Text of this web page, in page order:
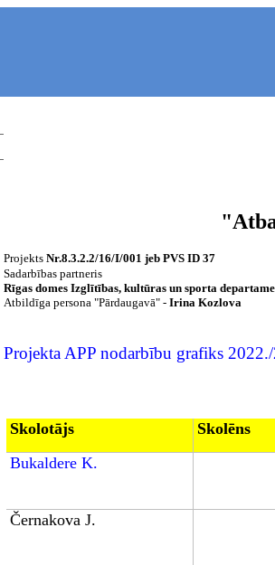
"
Projekts Nr.8.3.2.2/16/I/001 jeb PVS ID 37
Sadarbības partneris
Rīgas domes Izglītības, kultūras un sporta
Atbildīga persona "Pārdaugavā" - Irina Kozlova
Projekta APP nodarbību grafiks
Skolotājs
Skolēns
Bukaldere K.
Černakova J.